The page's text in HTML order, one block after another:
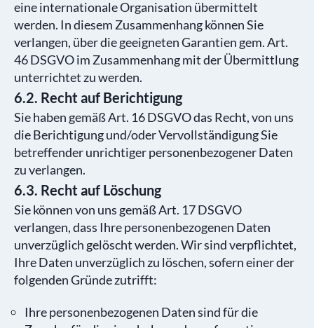
eine internationale Organisation übermittelt
werden. In diesem Zusammenhang können Sie
verlangen, über die geeigneten Garantien gem. Art.
46 DSGVO im Zusammenhang mit der Übermittlung
unterrichtet zu werden.
6.2. Recht auf Berichtigung
Sie haben gemäß Art. 16 DSGVO das Recht, von uns
die Berichtigung und/oder Vervollständigung Sie
betreffender unrichtiger personenbezogener Daten
zu verlangen.
6.3. Recht auf Löschung
Sie können von uns gemäß Art. 17 DSGVO
verlangen, dass Ihre personenbezogenen Daten
unverzüglich gelöscht werden. Wir sind verpflichtet,
Ihre Daten unverzüglich zu löschen, sofern einer der
folgenden Gründe zutrifft:
Ihre personenbezogenen Daten sind für die